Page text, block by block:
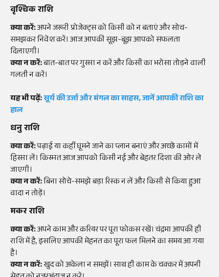
वृश्चिक राशि
क्या करें:अपने जरूरी प्रोजेक्ट्स को किसी को न बताएं और सोच-
समझकर निवेश करें। आज आपकी सूझ-बूझ आपको सफलता
दिलाएगी।
क्या न करें:बात-बात पर गुस्सा न करें और किसी का भरोसा तोड़ने वाली
गलती न करें।
यह भी पढ़ें:सूर्य की उर्जा और मंगल का साहस, जानें आपकी राशि का
हाल
धनु राशि
क्या करें:पढ़ाई या कहीं घूमने जाने का प्लान बनाएं और अच्छे कामों में
हिस्सा लें। किस्मत आज आपको किसी नई और बेहतर दिशा की ओर ले
जाएगी।
क्या न करें:बिना सोचे-समझे बड़ा रिस्क न लें और किसी से किया हुआ
वादा न तोड़ें।
मकर राशि
क्या करें:अपने काम और करियर पर पूरा फोकस रखें। चंद्रमा आपकी ही
राशि में है, इसलिए आपकी मेहनत का पूरा फल मिलने का समय आ गया
है।
क्या न करें:खुद को अकेला न समझें। साथ ही काम के चक्कर में अपनी